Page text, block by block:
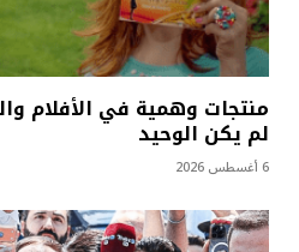
منتجات وهمية في الأفلام
لم يكن الوحيد
6 أغسطس 2026